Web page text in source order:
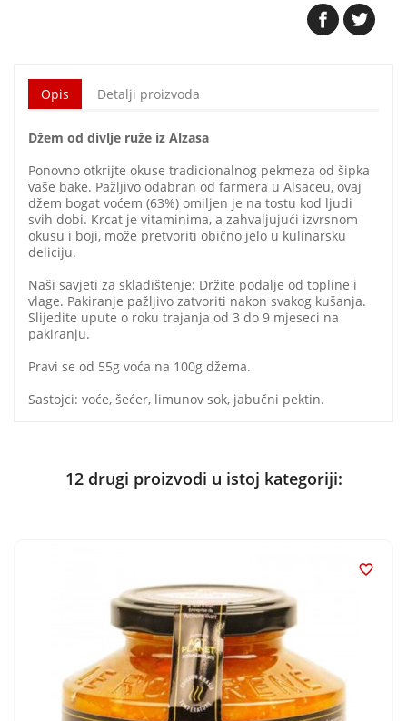
Opis Detalji proizvoda
Džem od divlje ruže iz Alzasa
Ponovno otkrijte okuse tradicionalnog pekmeza od šipka
vaše bake. Pažljivo odabran od farmera u Alsaceu, ovaj
džem bogat voćem (63%) omiljen je na tostu kod ljudi
svih dobi. Krcat je vitaminima, a zahvaljujući izvrsnom
okusu i boji, može pretvoriti obično jelo u kulinarsku
deliciju.
Naši savjeti za skladištenje: Držite podalje od topline i
vlage. Pakiranje pažljivo zatvoriti nakon svakog kušanja.
Slijedite upute o roku trajanja od 3 do 9 mjeseci na
pakiranju.
Pravi se od 55g voća na 100g džema.
Sastojci: voće, šećer, limunov sok, jabučni pektin.
12 drugi proizvodi u istoj kategoriji:
